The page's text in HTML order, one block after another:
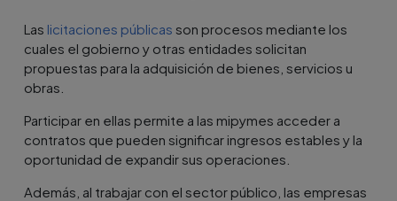
Las licitaciones públicas son procesos mediante los
cuales el gobierno y otras entidades solicitan
propuestas para la adquisición de bienes, servicios u
obras.
Participar en ellas permite a las mipymes acceder a
contratos que pueden significar ingresos estables y la
oportunidad de expandir sus operaciones.
Además, al trabajar con el sector público, las empresas